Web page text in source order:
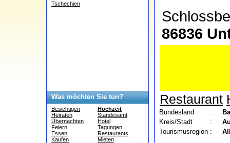
Tschechien
Was möchten Sie tun?
Besichtigen
Heiraten
Übernachten
Feiern
Essen
Kaufen
Hochzeit
Standesamt
Hotel
Tagungen
Restaurants
Mieten
86836
Restaurant
Bundesland :
Kreis/Stadt
:
Tourismusregion :